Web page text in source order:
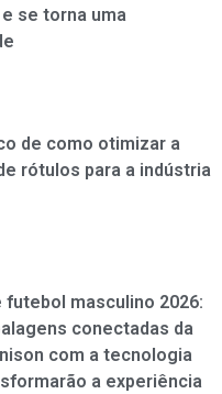
se torna uma
de como otimizar a
rótulos para a indústria
futebol masculino 2026:
conectadas da
com a tecnologia
a experiência